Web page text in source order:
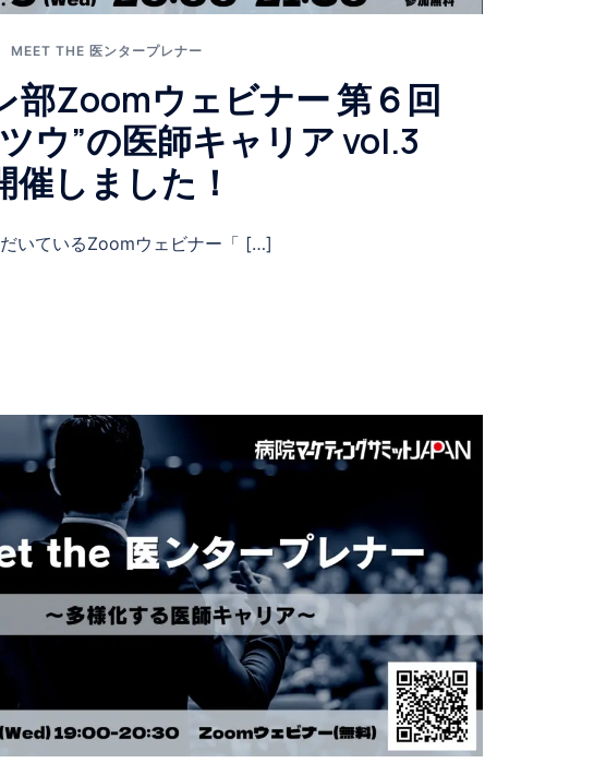
MEET THE 医ンタープレナー
部Zoomウェビナー 第６回
ツウ”の医師キャリア vol.3
催しました！
いているZoomウェビナー「 […]